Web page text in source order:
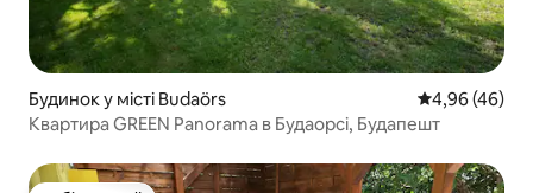
Будинок у місті Budaörs Середня
4,96 (46)
Квартира GREEN Panorama в Будаорсі, Будапешт